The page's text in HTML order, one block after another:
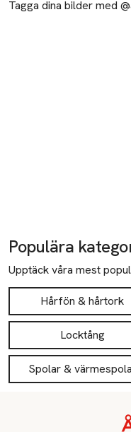
Tagga dina bilder med
Populära
Upptäck våra mest
Hårfön & hårtork
Locktång
Spolar &